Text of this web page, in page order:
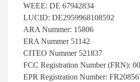
WEEE: DE 67942834
LUCID: DE2959968108592
ARA Nummer: 15806
ERA Nummer 51142
CITEO Nummer 521837
FCC Registration Number (FRN):
EPR Registration Number: